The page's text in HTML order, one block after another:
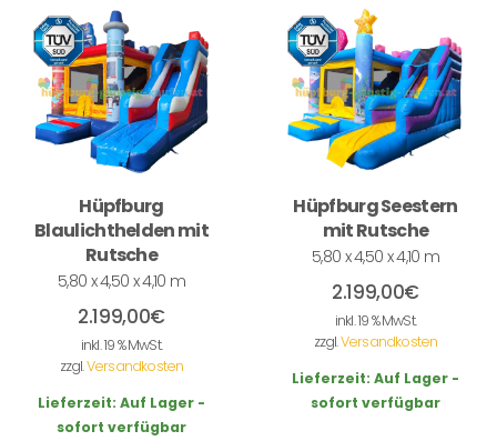
Hüpfburg
Blaulichthelden mit
Rutsche
5,80 x 4,50 x 4,10 m
2.199,00€
inkl. 19 % MwSt.
zzgl.Versandkosten
Lieferzeit: Auf Lager -
sofort verfügbar
Hüpfburg Seestern
mit Rutsche
5,80 x 4,50 x 4,10 m
2.199,00€
inkl. 19 % MwSt.
zzgl.Versandkosten
Lieferzeit: Auf Lager -
sofort verfügbar